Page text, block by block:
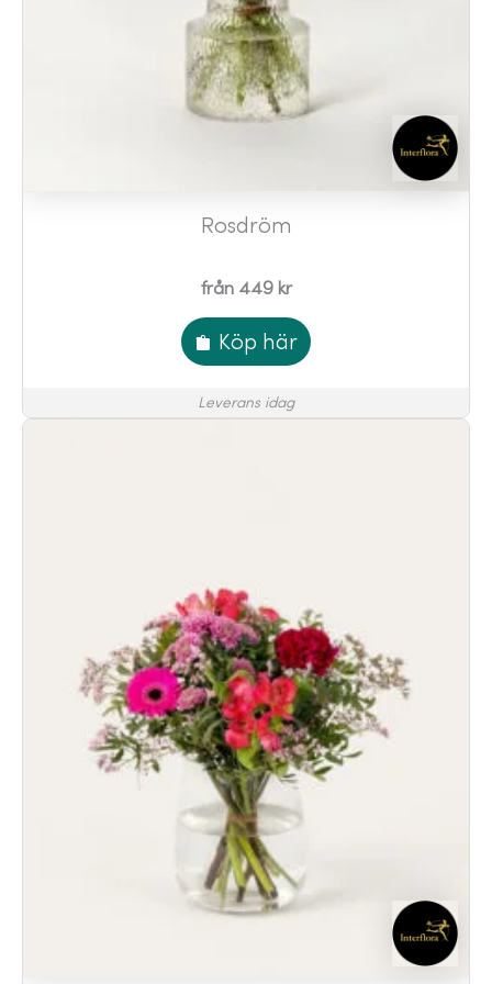
Rosdröm
från 449 kr
Köp här
Leverans idag